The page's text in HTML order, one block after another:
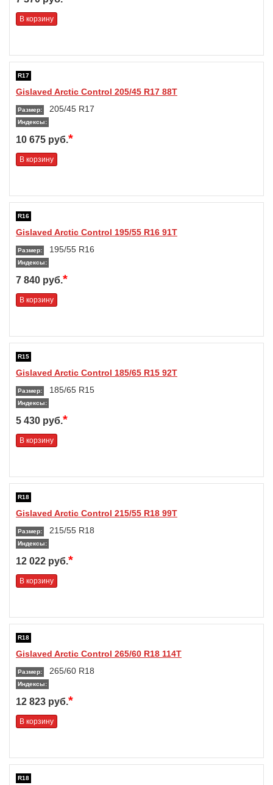
В корзину
R17
Gislaved Arctic Control 205/45 R17 88T
Размер: 205/45 R17
Индексы:
10 675 руб.*
В корзину
R16
Gislaved Arctic Control 195/55 R16 91T
Размер: 195/55 R16
Индексы:
7 840 руб.*
В корзину
R15
Gislaved Arctic Control 185/65 R15 92T
Размер: 185/65 R15
Индексы:
5 430 руб.*
В корзину
R18
Gislaved Arctic Control 215/55 R18 99T
Размер: 215/55 R18
Индексы:
12 022 руб.*
В корзину
R18
Gislaved Arctic Control 265/60 R18 114T
Размер: 265/60 R18
Индексы:
12 823 руб.*
В корзину
R18